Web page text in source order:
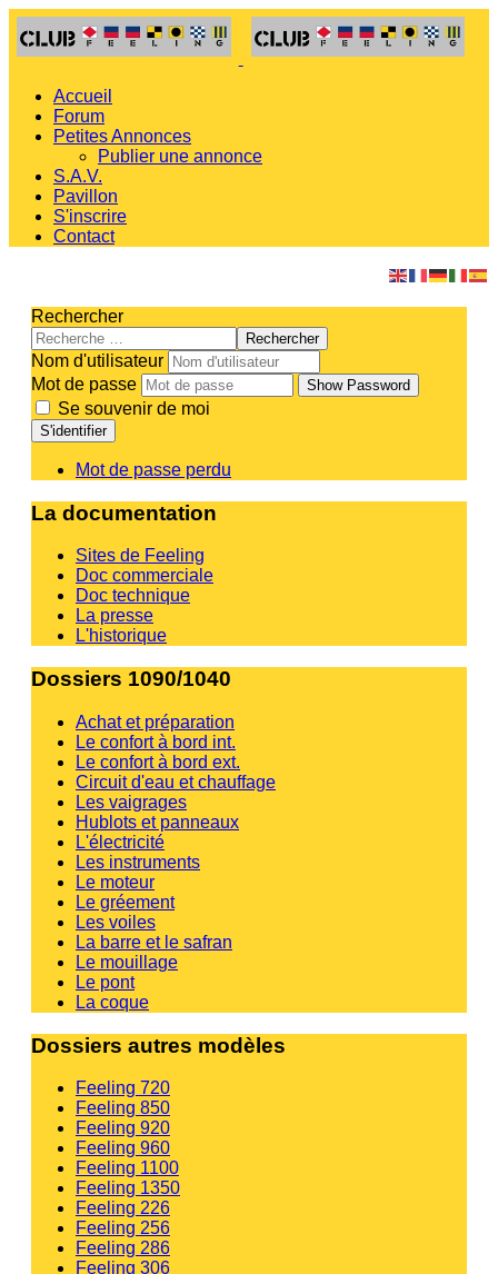
Accueil
Forum
Petites Annonces
Publier une annonce
S.A.V.
Pavillon
S'inscrire
Contact
Rechercher
Rechercher
Nom d'utilisateur
Mot de passe
Show Password
Se souvenir de moi
S'identifier
Mot de passe perdu
La documentation
Sites de Feeling
Doc commerciale
Doc technique
La presse
L'historique
Dossiers 1090/1040
Achat et préparation
Le confort à bord int.
Le confort à bord ext.
Circuit d'eau et chauffage
Les vaigrages
Hublots et panneaux
L'électricité
Les instruments
Le moteur
Le gréement
Les voiles
La barre et le safran
Le mouillage
Le pont
La coque
Dossiers autres modèles
Feeling 720
Feeling 850
Feeling 920
Feeling 960
Feeling 1100
Feeling 1350
Feeling 226
Feeling 256
Feeling 286
Feeling 306